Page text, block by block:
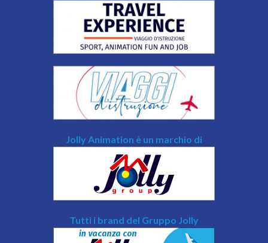
Jolly Animation è un marchio di
Tutti i brand del Gruppo Jolly